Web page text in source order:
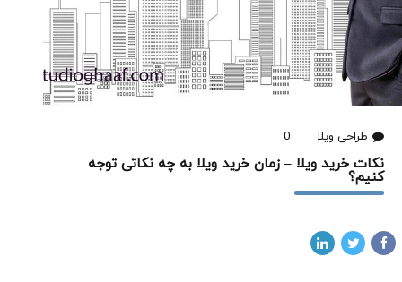
طراحی ویلا 0
نکات خرید ویلا – زمان خرید ویلا به چه نکاتی توجه
کنیم؟